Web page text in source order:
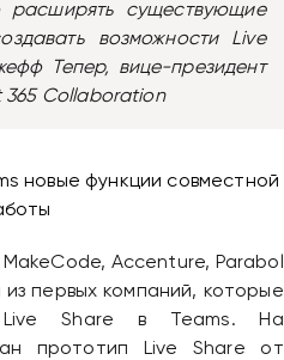
расширять существующие
возможности Live
Тепер, вице-президент
365 Collaboration
Accenture, Parabol
первых компаний, которые
Live Share в Teams. На
прототип Live Share от